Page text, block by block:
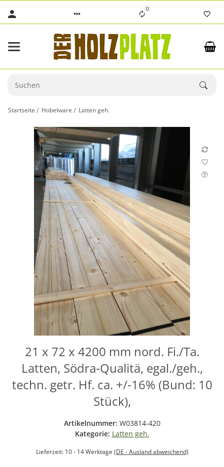
0
Startseite Hobelware Latten geh.
21 x 72 x 4200 mm nord. Fi./Ta.
Latten, Södra-Qualitä, egal./geh.,
techn. getr. Hf. ca. +/-16% (Bund: 10
Stück),
Artikelnummer: W03814-420
Kategorie: Latten geh.
Lieferzeit: 10 - 14 Werktage (DE - Ausland abweichend)